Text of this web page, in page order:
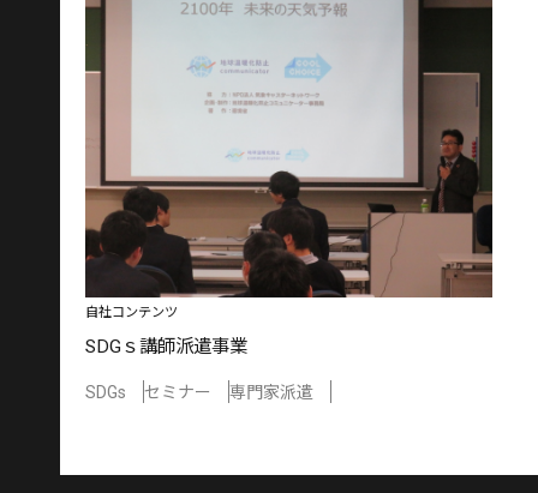
自社コンテンツ
SDGｓ講師派遣事業
SDGs セミナー 専門家派遣